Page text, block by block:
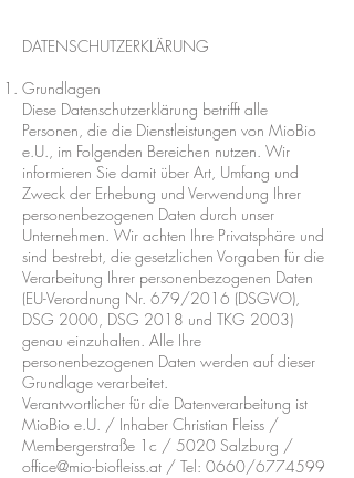
DATENSCHUTZERKLÄRUNG
Grundlagen
Diese Datenschutzerklärung betrifft alle
Personen, die die Dienstleistungen von MioBio
e.U., im Folgenden Bereichen nutzen. Wir
informieren Sie damit über Art, Umfang und
Zweck der Erhebung und Verwendung Ihrer
personenbezogenen Daten durch unser
Unternehmen. Wir achten Ihre Privatsphäre und
sind bestrebt, die gesetzlichen Vorgaben für die
Verarbeitung Ihrer personenbezogenen Daten
(EU-Verordnung Nr. 679/2016 (DSGVO),
DSG 2000, DSG 2018 und TKG 2003)
genau einzuhalten. Alle Ihre
personenbezogenen Daten werden auf dieser
Grundlage verarbeitet.
Verantwortlicher für die Datenverarbeitung ist
MioBio e.U. / Inhaber Christian Fleiss /
Membergerstraße 1c / 5020 Salzburg /
office@mio-biofleiss.at / Tel: 0660/6774599